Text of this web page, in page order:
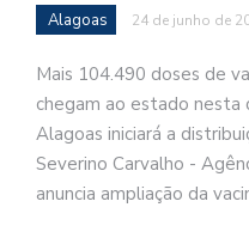
Alagoas 24 de junho de
Mais 104.490 doses de
chegam ao estado
Alagoas iniciará a
Severino Carvalho -
anuncia ampliação da